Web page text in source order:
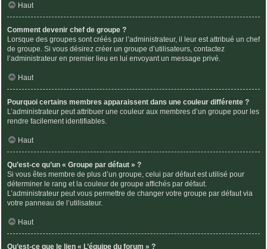
Haut
Comment devenir chef de groupe ?
Lorsque des groupes sont créés par l’administrateur, il leur est attribué un chef
de groupe. Si vous désirez créer un groupe d’utilisateurs, contactez
l’administrateur en premier lieu en lui envoyant un message privé.
Haut
Pourquoi certains membres apparaissent dans une couleur différente ?
L’administrateur peut attribuer une couleur aux membres d’un groupe pour les
rendre facilement identifiables.
Haut
Qu’est-ce qu’un « Groupe par défaut » ?
Si vous êtes membre de plus d’un groupe, celui par défaut est utilisé pour
déterminer le rang et la couleur de groupe affichés par défaut.
L’administrateur peut vous permettre de changer votre groupe par défaut via
votre panneau de l’utilisateur.
Haut
Qu’est-ce que le lien « L’équipe du forum » ?